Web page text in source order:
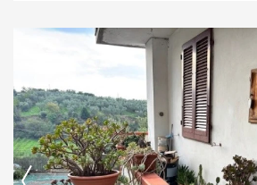
bagno e ripostiglio. Dalle scale
piano primo troviamo la seconda
ingresso, cucina, salone e
secondo disimpegno, 4 c. . .
Ti interessa?
Contatta